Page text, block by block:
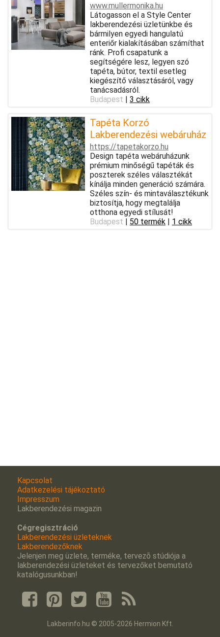
www.mullermonika.hu
Látogasson el a Style Center
lakberendezési üzletünkbe és
bármilyen egyedi hangulatú
enteriőr kialakításában számíthat
ránk. Profi csapatunk a
segítségére lesz, legyen szó
tapéta, bútor, textil esetleg
kiegészítő választásáról, vagy
tanácsadásról.
Budapest | 3 cikk
Tapéta Korzó
Lakberendezési webáruház
https://tapetakorzo.hu
Design tapéta webáruházunk
prémium minőségű tapéták és
poszterek széles választékát
kínálja minden generáció számára.
Széles szín- és mintaválasztékunk
biztosítja, hogy megtalálja
otthona egyedi stílusát!
Budapest | 50 termék | 1 cikk
Kapcsolat
Adatkezelési tájékoztató
Impresszum
Lakberendezési magazin
Cégregisztráció
Lakberendezési üzleteknek
Lakberendezőknek
Jelenjen meg üzlete, terméke, tervezõ stúdiója a
lakberendezési üzleteket és tervezőket bemutató
katalógusunkban!
Lakberinfo.hu © 2005-2026 Hermion Kft.